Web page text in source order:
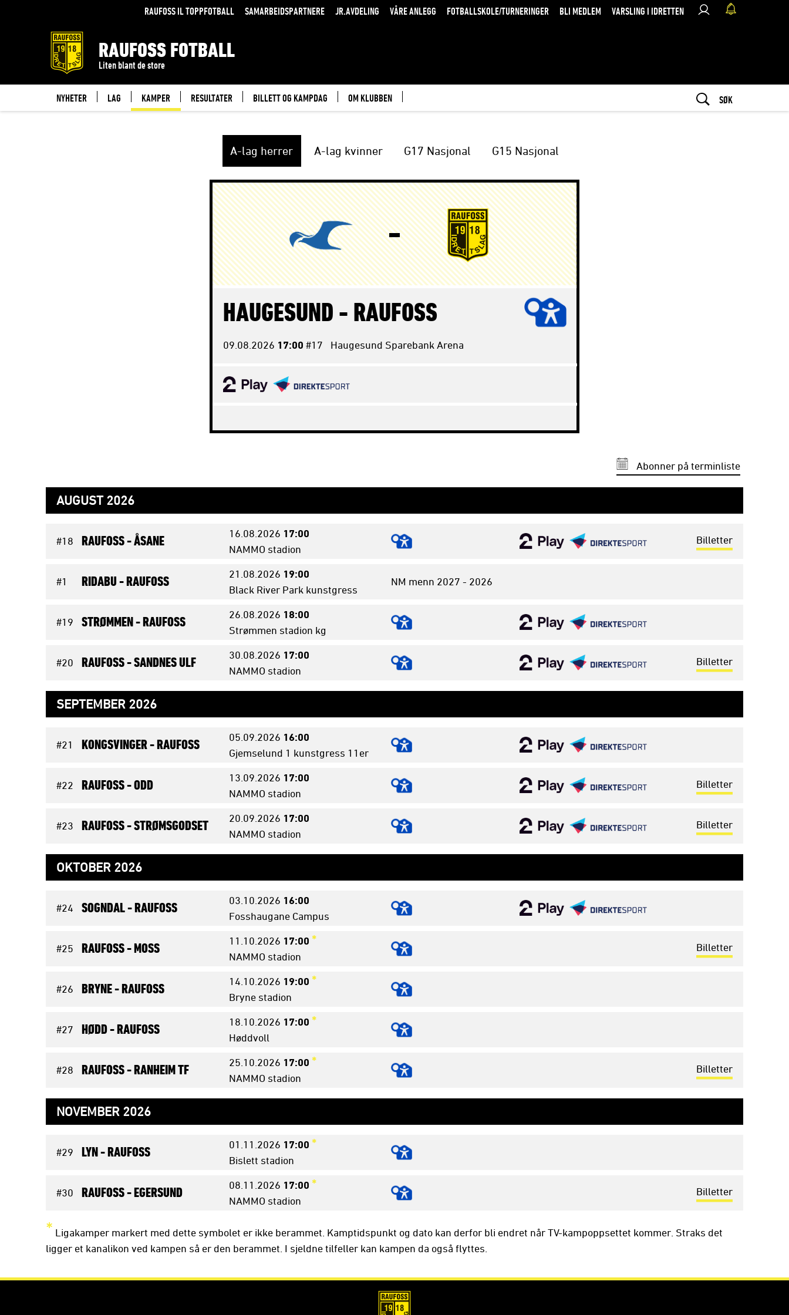
RAUFOSS IL TOPPFOTBALL SAMARBEIDSPARTNERE JR.AVDELING VÅRE ANLEGG FOTBALLSKOLE/TURNERINGER BLI MEDLEM VARSLING I IDRETTEN
RAUFOSS FOTBALL
Liten blant de store
NYHETER LAG KAMPER RESULTATER BILLETT OG KAMPDAG OM KLUBBEN SØK
A-lag herrer A-lag kvinner G17 Nasjonal G15 Nasjonal
HAUGESUND - RAUFOSS
09.08. 2026 17:00 #17 Haugesund Sparebank Arena
Abonner på terminliste
AUGUST 2026
#18 RAUFOSS -ÅSANE 16.08. 2026 17:00
NAMMO stadion
Billetter
#1 RIDABU -RAUFOSS 21.08. 2026 19:00
Black River Park kunstgress
NM menn 2027 - 2026
#19 STRØMMEN -RAUFOSS 26.08. 2026 18:00
Strømmen stadion kg
#20 RAUFOSS -SANDNES ULF 30.08. 2026 17:00
NAMMO stadion
Billetter
SEPTEMBER 2026
#21 KONGSVINGER -RAUFOSS 05.09. 2026 16:00
Gjemselund 1 kunstgress 11er
#22 RAUFOSS -ODD 13.09. 2026 17:00
NAMMO stadion
Billetter
#23 RAUFOSS -STRØMSGODSET 20.09. 2026 17:00
NAMMO stadion
Billetter
OKTOBER 2026
#24 SOGNDAL -RAUFOSS 03.10. 2026 16:00
Fosshaugane Campus
#25 RAUFOSS -MOSS 11.10. 2026 17:00 *
NAMMO stadion
Billetter
#26 BRYNE -RAUFOSS 14.10. 2026 19:00 *
Bryne stadion
#27 HØDD -RAUFOSS 18.10. 2026 17:00 *
Høddvoll
#28 RAUFOSS -RANHEIM TF 25.10. 2026 17:00 *
NAMMO stadion
Billetter
NOVEMBER 2026
#29 LYN -RAUFOSS 01.11. 2026 17:00 *
Bislett stadion
#30 RAUFOSS -EGERSUND 08.11. 2026 17:00 *
NAMMO stadion
Billetter
* Ligakamper markert med dette symbolet er ikke berammet. Kamptidspunkt og dato kan derfor bli endret når TV-kampoppsettet kommer. Straks det
ligger et kanalikon ved kampen så er den berammet. I sjeldne tilfeller kan kampen da også flyttes.